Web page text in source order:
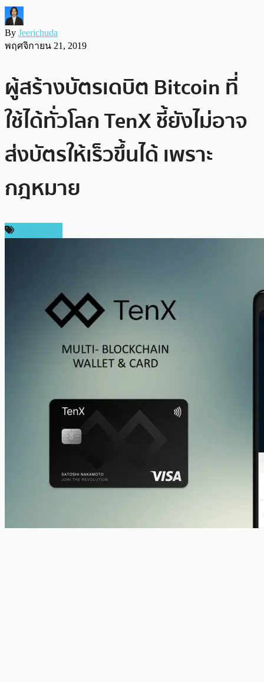
By Jeerichuda
พฤศจิกายน 21, 2019
ผู้สร้างบัตรเดบิต Bitcoin ที่
ใช้ได้ทั่วโลก TenX ชี้ยังไม่อาจ
ส่งบัตรให้เร็วขึ้นได้ เพราะ
กฎหมาย